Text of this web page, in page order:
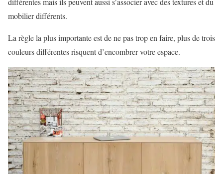
mobilier différents.
La règle la plus importante est de ne pas trop en faire, plus de trois
couleurs différentes risquent d’encombrer votre espace.